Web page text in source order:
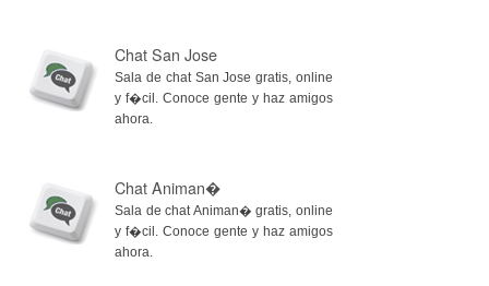
Chat San Jose
Sala de chat San Jose gratis, online
y f�cil. Conoce gente y haz amigos
ahora.
Chat Animan�
Sala de chat Animan� gratis, online
y f�cil. Conoce gente y haz amigos
ahora.